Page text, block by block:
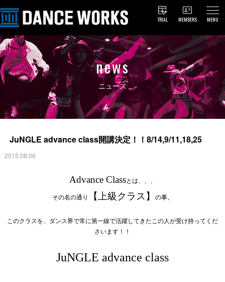
TRIAL MEMBERS MENU
news
ニュース
JuNGLE advance class開講決定！！8/14,9/11,18,25
2015.08.06
Advance Classとは、、、
その名の通り
【上級クラス】 の事。
このクラスを、ダンス界で常に第一線で活躍してきたこの人が受け持ってくだ
さいます！！
JuNGLE advance class